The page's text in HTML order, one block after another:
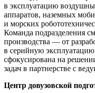
в эксплуатацию
аппаратов, наземных
и морских
Команда подразделения
производства — от
в серийную
сфокусирована на
задач в партнерстве с
Центр довузовской